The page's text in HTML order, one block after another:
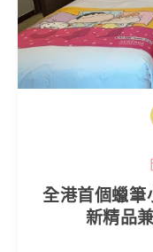
全港首個蠟
新精品